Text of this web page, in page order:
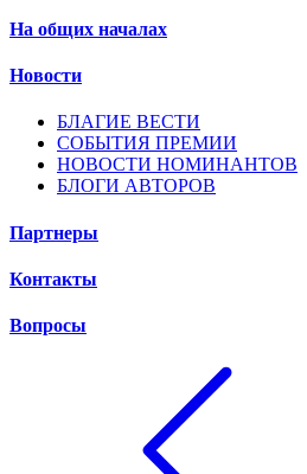
На общих началах
Новости
БЛАГИЕ ВЕСТИ
СОБЫТИЯ ПРЕМИИ
НОВОСТИ НОМИНАНТОВ
БЛОГИ АВТОРОВ
Партнеры
Контакты
Вопросы